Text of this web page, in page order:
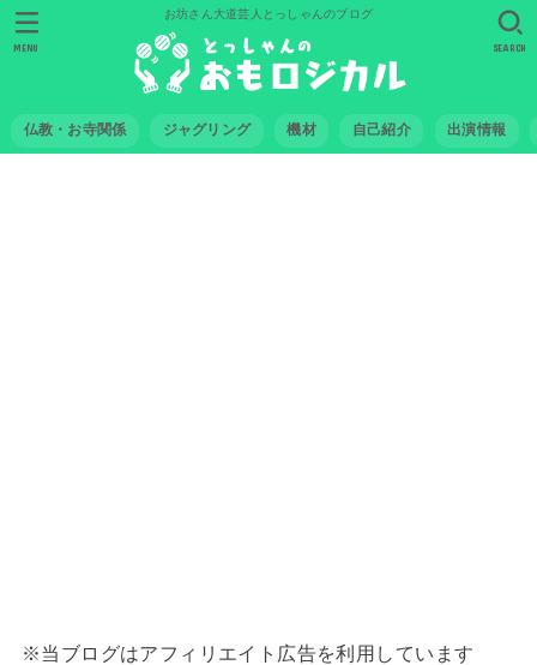
お坊さん大道芸人とっしゃんのブログ
仏教・お寺関係 ジャグリング 機材 自己紹介 出演情報
SEARCH
MENU
※当ブログはアフィリエイト広告を利用しています